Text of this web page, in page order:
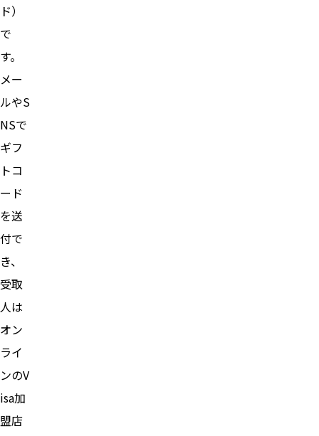
ド）
で
す。
メー
ルやS
NSで
ギフ
トコ
ード
を送
付で
き、
受取
人は
オン
ライ
ンのV
isa加
盟店